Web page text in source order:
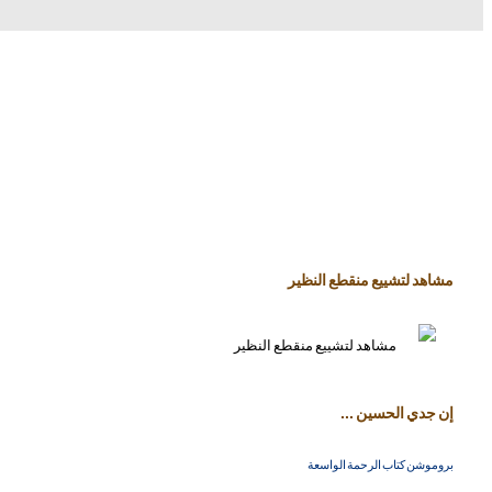
مشاهد لتشييع منقطع النظير
إن جدي الحسين ...
بروموشن كتاب الرحمة الواسعة